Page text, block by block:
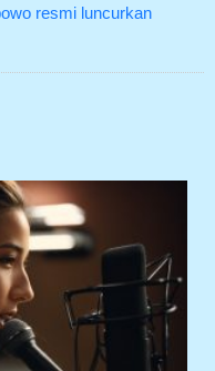
resmi luncurkan